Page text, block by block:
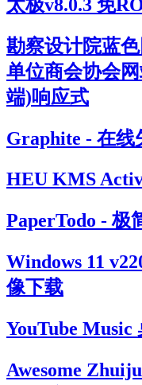
太极v8.0.3 免
勘察设计院蓝
单位商会协会
端)响应式
Graphite - 在线
HEU KMS
PaperTodo - 极
Windows 11
像下载
YouTube Music
Awesome